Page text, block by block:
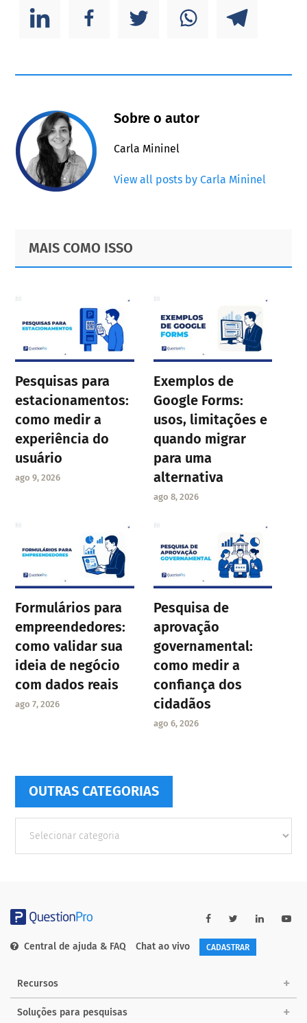
Sobre o autor
Carla Mininel
View all posts by Carla Mininel
Primary
Sidebar
Footer
MAIS COMO ISSO
Pesquisas para
estacionamentos:
como medir a
experiência do
usuário
ago 9, 2026
Exemplos de
Google Forms:
usos, limitações e
quando migrar
para uma
alternativa
ago 8, 2026
Formulários para
empreendedores:
como validar sua
ideia de negócio
com dados reais
ago 7, 2026
Pesquisa de
aprovação
governamental:
como medir a
confiança dos
cidadãos
ago 6, 2026
OUTRAS CATEGORIAS
Categorias
Central de ajuda & FAQ Chat ao vivo CADASTRAR
Recursos
Soluções para pesquisas